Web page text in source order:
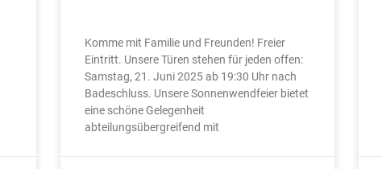
Komme mit Familie und Freunden! Freier
Eintritt. Unsere Türen stehen für jeden offen:
Samstag, 21. Juni 2025 ab 19:30 Uhr nach
Badeschluss. Unsere Sonnenwendfeier bietet
eine schöne Gelegenheit
abteilungsübergreifend mit